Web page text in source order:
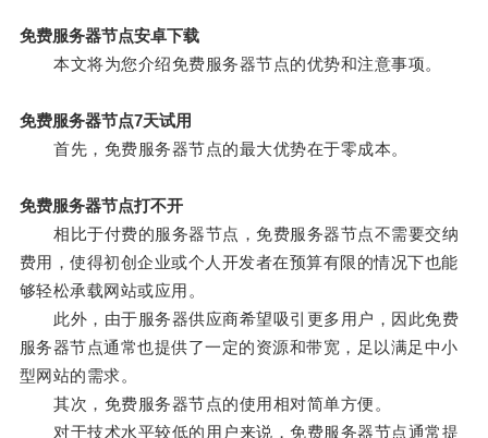
免费服务器节点安卓下载
本文将为您介绍免费服务器节点的优势和注意事项。
免费服务器节点7天试用
首先，免费服务器节点的最大优势在于零成本。
免费服务器节点打不开
相比于付费的服务器节点，免费服务器节点不需要交纳
费用，使得初创企业或个人开发者在预算有限的情况下也能
够轻松承载网站或应用。
此外，由于服务器供应商希望吸引更多用户，因此免费
服务器节点通常也提供了一定的资源和带宽，足以满足中小
型网站的需求。
其次，免费服务器节点的使用相对简单方便。
对于技术水平较低的用户来说，免费服务器节点通常提